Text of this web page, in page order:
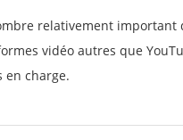
relativement important
vidéo autres que
en charge.